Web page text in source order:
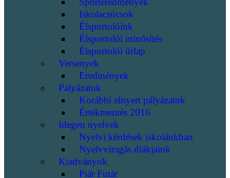
Iskolacsúcsok
Élsportolóink
Élsportolói minősítés
Élsportolói űrlap
Versenyek
Eredmények
Pályázatok
Korábbi elnyert pályázatok
Értékmentés 2016
Idegen nyelvek
Nyelvi kérdések iskolánkban
Nyelvvizsgás diákjaink
Kiadványok
Piár Futár